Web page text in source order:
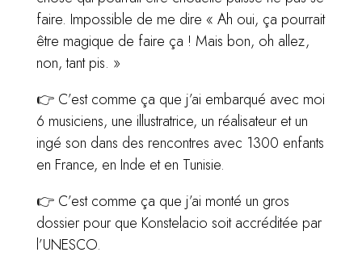
faire. Impossible de me dire « Ah oui, ça pourrait
être magique de faire ça ! Mais bon, oh allez,
non, tant pis. »
👉 C’est comme ça que j’ai embarqué avec moi
6 musiciens, une illustratrice, un réalisateur et un
ingé son dans des rencontres avec 1300 enfants
en France, en Inde et en Tunisie.
👉 C’est comme ça que j’ai monté un gros
dossier pour que Konstelacio soit accréditée par
l’UNESCO.